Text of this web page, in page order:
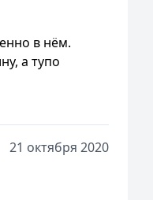
в нём.
а тупо
21 октября 2020